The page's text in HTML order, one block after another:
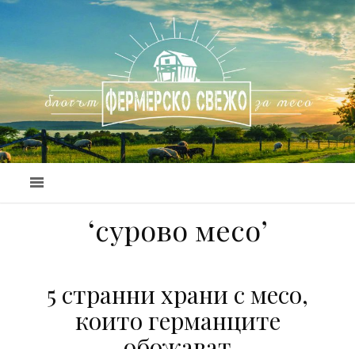
‘сурово месо’
5 странни храни с месо,
които германците